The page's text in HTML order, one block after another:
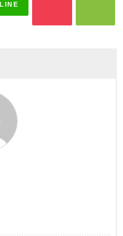
LINE